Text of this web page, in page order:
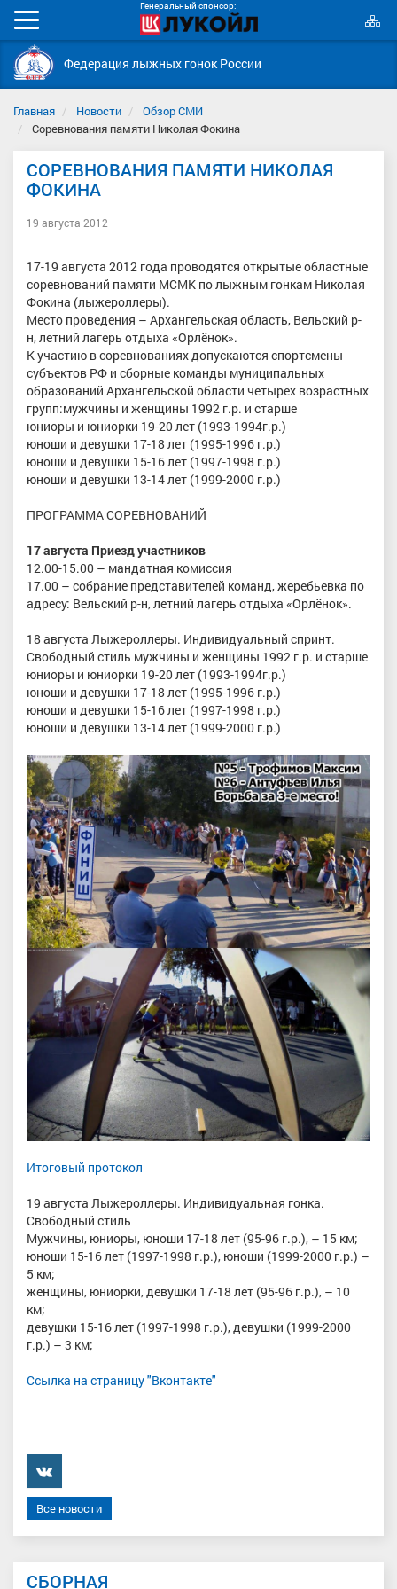
Генеральный спонсор:
Мобильное
меню
Федерация лыжных гонок России
Главная Новости
Обзор СМИ
Соревнования памяти Николая Фокина
СОРЕВНОВАНИЯ ПАМЯТИ НИКОЛАЯ
ФОКИНА
19 августа 2012
17-19 августа 2012 года проводятся открытые областные
соревнований памяти МСМК по лыжным гонкам Николая
Фокина (лыжероллеры).
Место проведения – Архангельская область, Вельский р-
н, летний лагерь отдыха «Орлёнок».
К участию в соревнованиях допускаются спортсмены
субъектов РФ и сборные команды муниципальных
образований Архангельской области четырех возрастных
групп:мужчины и женщины 1992 г.р. и старше
юниоры и юниорки 19-20 лет (1993-1994г.р.)
юноши и девушки 17-18 лет (1995-1996 г.р.)
юноши и девушки 15-16 лет (1997-1998 г.р.)
юноши и девушки 13-14 лет (1999-2000 г.р.)
ПРОГРАММА СОРЕВНОВАНИЙ
17 августа Приезд участников
12.00-15.00 – мандатная комиссия
17.00 – собрание представителей команд, жеребьевка по
адресу: Вельский р-н, летний лагерь отдыха «Орлёнок».
18 августа Лыжероллеры. Индивидуальный спринт.
Свободный стиль мужчины и женщины 1992 г.р. и старше
юниоры и юниорки 19-20 лет (1993-1994г.р.)
юноши и девушки 17-18 лет (1995-1996 г.р.)
юноши и девушки 15-16 лет (1997-1998 г.р.)
юноши и девушки 13-14 лет (1999-2000 г.р.)
Итоговый протокол
19 августа Лыжероллеры. Индивидуальная гонка.
Свободный стиль
Мужчины, юниоры, юноши 17-18 лет (95-96 г.р.), – 15 км;
юноши 15-16 лет (1997-1998 г.р.), юноши (1999-2000 г.р.) –
5 км;
женщины, юниорки, девушки 17-18 лет (95-96 г.р.), – 10
км;
девушки 15-16 лет (1997-1998 г.р.), девушки (1999-2000
г.р.) – 3 км;
Ссылка на страницу "Вконтакте"
���������
Все новости
СБОРНАЯ